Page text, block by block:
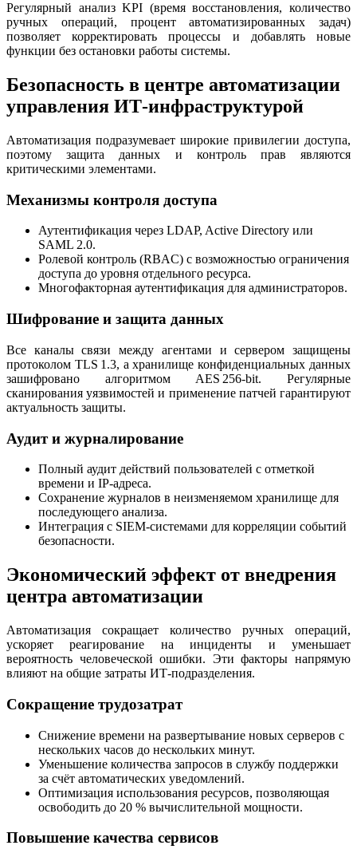
Регулярный анализ KPI (время восстановления, количество
ручных операций, процент автоматизированных задач)
позволяет корректировать процессы и добавлять новые
функции без остановки работы системы.
Безопасность в центре автоматизации
управления ИТ‑инфраструктурой
Автоматизация подразумевает широкие привилегии доступа,
поэтому защита данных и контроль прав являются
критическими элементами.
Механизмы контроля доступа
Аутентификация через LDAP, Active Directory или
SAML 2.0.
Ролевой контроль (RBAC) с возможностью ограничения
доступа до уровня отдельного ресурса.
Многофакторная аутентификация для администраторов.
Шифрование и защита данных
Все каналы связи между агентами и сервером защищены
протоколом TLS 1.3, а хранилище конфиденциальных данных
зашифровано алгоритмом AES 256‑bit. Регулярные
сканирования уязвимостей и применение патчей гарантируют
актуальность защиты.
Аудит и журналирование
Полный аудит действий пользователей с отметкой
времени и IP‑адреса.
Сохранение журналов в неизменяемом хранилище для
последующего анализа.
Интеграция с SIEM‑системами для корреляции событий
безопасности.
Экономический эффект от внедрения
центра автоматизации
Автоматизация сокращает количество ручных операций,
ускоряет реагирование на инциденты и уменьшает
вероятность человеческой ошибки. Эти факторы напрямую
влияют на общие затраты ИТ‑подразделения.
Сокращение трудозатрат
Снижение времени на развертывание новых серверов с
нескольких часов до нескольких минут.
Уменьшение количества запросов в службу поддержки
за счёт автоматических уведомлений.
Оптимизация использования ресурсов, позволяющая
освободить до 20 % вычислительной мощности.
Повышение качества сервисов